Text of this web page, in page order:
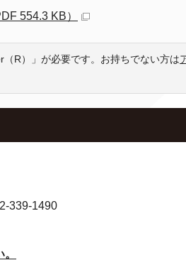
554.3 KB）
R）」が必要です。お持ちでない方は
339-1490